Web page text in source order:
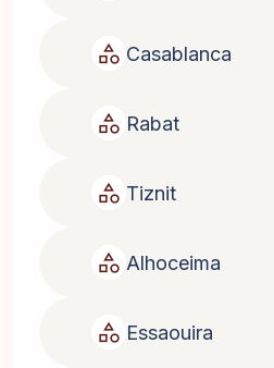
category Casablanca
category Rabat
category Tiznit
category Alhoceima
category Essaouira